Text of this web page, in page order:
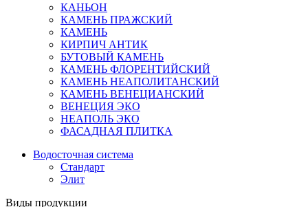
КАНЬОН
КАМЕНЬ ПРАЖСКИЙ
КАМЕНЬ
КИРПИЧ АНТИК
БУТОВЫЙ КАМЕНЬ
КАМЕНЬ ФЛОРЕНТИЙСКИЙ
КАМЕНЬ НЕАПОЛИТАНСКИЙ
КАМЕНЬ ВЕНЕЦИАНСКИЙ
ВЕНЕЦИЯ ЭКО
НЕАПОЛЬ ЭКО
ФАСАДНАЯ ПЛИТКА
Водосточная система
Стандарт
Элит
Виды продукции